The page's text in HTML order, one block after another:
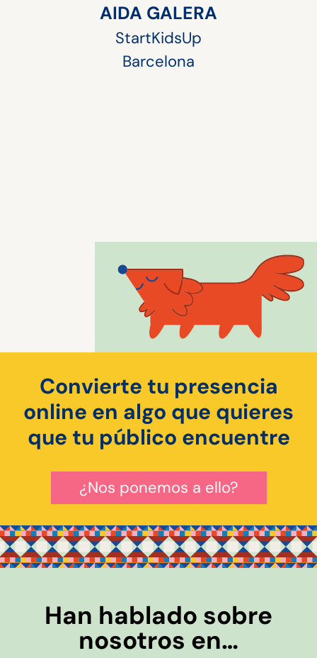
AIDA GALERA
StartKidsUp
Barcelona
Convierte tu presencia
online en algo que quieres
que tu público encuentre
¿Nos ponemos a ello?
Han hablado sobre
nosotros en…